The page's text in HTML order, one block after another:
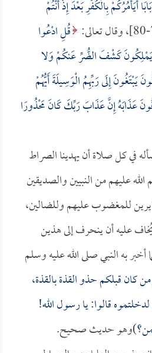
أَيَأْمُرُكُمْ بِالْكُفْرِ بَعْدَ إِذْ أَنْتُمْ
قُلِ ادْعُوا
يَمْلِكُونَ كَشْفَ الضُّرِّ عَنكُمْ وَلا
يَبْتَغُونَ إِلَى رَبِّهِمُ الْوَسِيلَةَ أَيُّهُمْ
عَذَابَهُ إِنَّ عَذَابَ رَبِّكَ كَانَ مَحْذُورًا
في كل صلاة أن يهدينا الصراط
عليهم من النبيين والصديقين
للمغضوب عليهم وللضالين،
عليه أن ينحرف إلى هذين
به النبي صلى الله عليه وسلم
كان قبلكم حذو القذة بالقذة،
قالوا: يا رسول الله!
)وهو حديث صحيح.